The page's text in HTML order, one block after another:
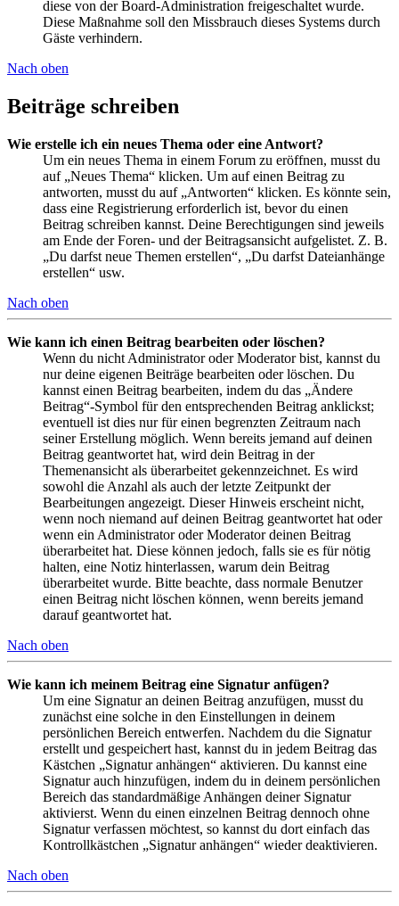
diese von der Board-Administration freigeschaltet wurde.
Diese Maßnahme soll den Missbrauch dieses Systems durch
Gäste verhindern.
Nach oben
Beiträge schreiben
Wie erstelle ich ein neues Thema oder eine Antwort?
Um ein neues Thema in einem Forum zu eröffnen, musst du
auf „Neues Thema“ klicken. Um auf einen Beitrag zu
antworten, musst du auf „Antworten“ klicken. Es könnte sein,
dass eine Registrierung erforderlich ist, bevor du einen
Beitrag schreiben kannst. Deine Berechtigungen sind jeweils
am Ende der Foren- und der Beitragsansicht aufgelistet. Z. B.
„Du darfst neue Themen erstellen“, „Du darfst Dateianhänge
erstellen“ usw.
Nach oben
Wie kann ich einen Beitrag bearbeiten oder löschen?
Wenn du nicht Administrator oder Moderator bist, kannst du
nur deine eigenen Beiträge bearbeiten oder löschen. Du
kannst einen Beitrag bearbeiten, indem du das „Ändere
Beitrag“-Symbol für den entsprechenden Beitrag anklickst;
eventuell ist dies nur für einen begrenzten Zeitraum nach
seiner Erstellung möglich. Wenn bereits jemand auf deinen
Beitrag geantwortet hat, wird dein Beitrag in der
Themenansicht als überarbeitet gekennzeichnet. Es wird
sowohl die Anzahl als auch der letzte Zeitpunkt der
Bearbeitungen angezeigt. Dieser Hinweis erscheint nicht,
wenn noch niemand auf deinen Beitrag geantwortet hat oder
wenn ein Administrator oder Moderator deinen Beitrag
überarbeitet hat. Diese können jedoch, falls sie es für nötig
halten, eine Notiz hinterlassen, warum dein Beitrag
überarbeitet wurde. Bitte beachte, dass normale Benutzer
einen Beitrag nicht löschen können, wenn bereits jemand
darauf geantwortet hat.
Nach oben
Wie kann ich meinem Beitrag eine Signatur anfügen?
Um eine Signatur an deinen Beitrag anzufügen, musst du
zunächst eine solche in den Einstellungen in deinem
persönlichen Bereich entwerfen. Nachdem du die Signatur
erstellt und gespeichert hast, kannst du in jedem Beitrag das
Kästchen „Signatur anhängen“ aktivieren. Du kannst eine
Signatur auch hinzufügen, indem du in deinem persönlichen
Bereich das standardmäßige Anhängen deiner Signatur
aktivierst. Wenn du einen einzelnen Beitrag dennoch ohne
Signatur verfassen möchtest, so kannst du dort einfach das
Kontrollkästchen „Signatur anhängen“ wieder deaktivieren.
Nach oben